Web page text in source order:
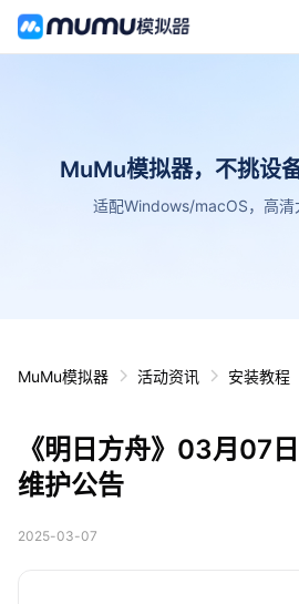
MuMu模拟器，不挑设
适配Windows/macOS，高清
MuMu模拟器 活动资讯 安装教程
《明日方舟》03月07
维护公告
2025-03-07